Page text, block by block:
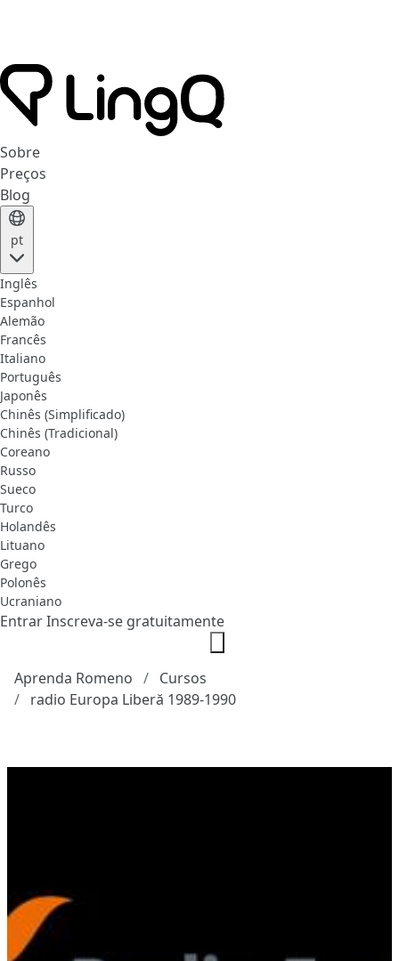
Sobre
Preços
Blog
pt
Inglês
Espanhol
Alemão
Francês
Italiano
Português
Japonês
Chinês (Simplificado)
Chinês (Tradicional)
Coreano
Russo
Sueco
Turco
Holandês
Lituano
Grego
Polonês
Ucraniano
EntrarInscreva-se gratuitamente
Aprenda Romeno
Cursos
radio Europa Liberă 1989-1990